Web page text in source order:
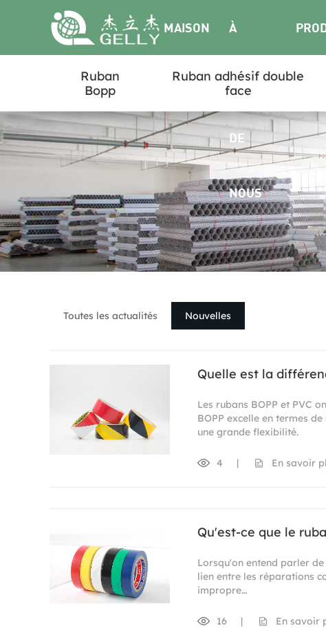
MAISON À
PROPOS
DE
NOUS
Ruban
Bopp
Ruban adhésif double
face
Toutes les actualités Nouvelles
Quelle est la
Les rubans BOPP et PVC
BOPP excelle en termes
une grande flexibilité.
4 | En savoir
Qu'est-ce que le
Lorsqu'on entend parler
lien entre les réparations
impropre…
16 | En savoir